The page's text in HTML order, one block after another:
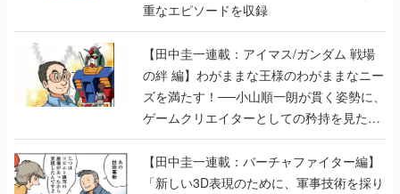
重なエピソードを収録
【田中圭一連載：アイマス/ガンダム 戦場
の絆 編】わがままな王様のわがままなニー
ズを満たす！──小山順一朗が貫く姿勢に、
ゲームクリエイターとしての矜持を見た
【若ゲのいたり最終回】
【田中圭一連載：バーチャファイター編】
「新しい3D表現のために、軍事技術を採り